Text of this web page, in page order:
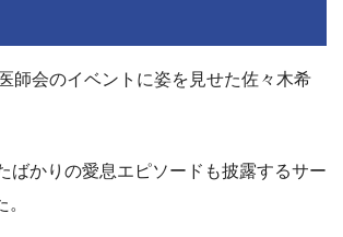
師会のイベントに姿を見せた佐々木希
ばかりの愛息エピソードも披露するサー